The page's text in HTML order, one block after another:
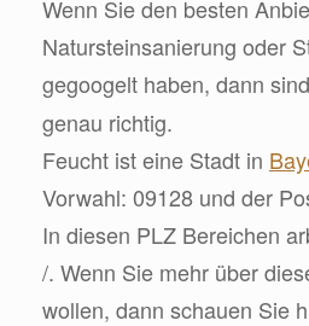
Wenn Sie den besten
Natursteinsanierung oder
gegoogelt haben, dann
genau richtig.
Feucht ist eine Stadt in
Vorwahl: 09128 und der
In diesen PLZ Bereichen
/. Wenn Sie mehr über
wollen, dann schauen Sie